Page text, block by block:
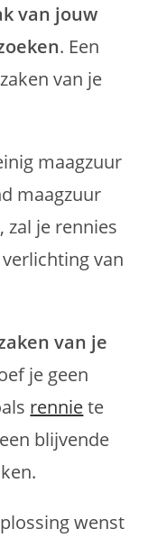
van jouw
. Een
van je
maagzuur
maagzuur
zal je rennies
van
van je
je geen
renniete
blijvende
wenst